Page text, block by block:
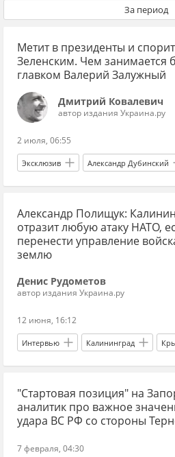
За период
Метит в президенты и
Зеленским. Чем занимается
главком Валерий Залужный
Дмитрий Ковалевич
автор издания Украина.ру
2 июля, 06:55
Эксклюзив Александр Дубинский
Владимир Зеленский Украина
Валерий Залужный СБУ
Александр Полищук:
отразит любую атаку НАТО,
перенести управление
землю
Денис Рудометов
автор издания Украина.ру
12 июня, 16:12
Интервью Калининград
Россия Адольф Гитлер
Александр Полищук НАТО
Вооруженные силы Украины РККА
"Стартовая позиция" на
аналитик про важное
удара ВС РФ со стороны
7 февраля, 04:30